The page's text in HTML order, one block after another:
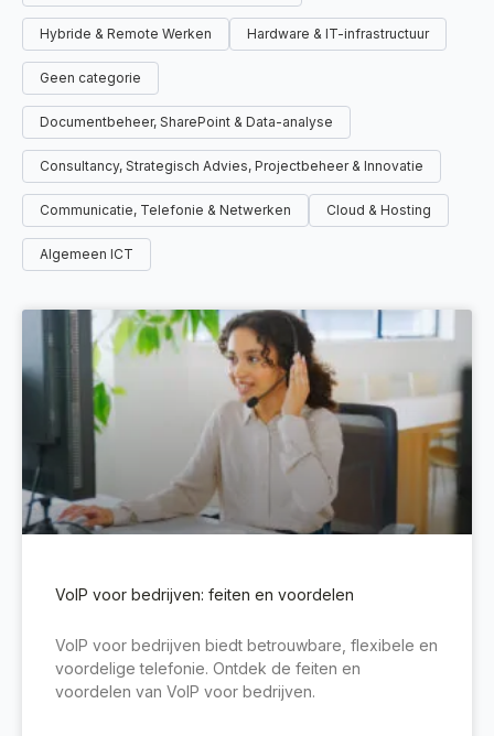
Hybride & Remote Werken Hardware & IT-infrastructuur
Geen categorie
Documentbeheer, SharePoint & Data-analyse
Consultancy, Strategisch Advies, Projectbeheer & Innovatie
Communicatie, Telefonie & Netwerken Cloud & Hosting
Algemeen ICT
VoIP voor bedrijven: feiten en voordelen
VoIP voor bedrijven biedt betrouwbare, flexibele en
voordelige telefonie. Ontdek de feiten en
voordelen van VoIP voor bedrijven.